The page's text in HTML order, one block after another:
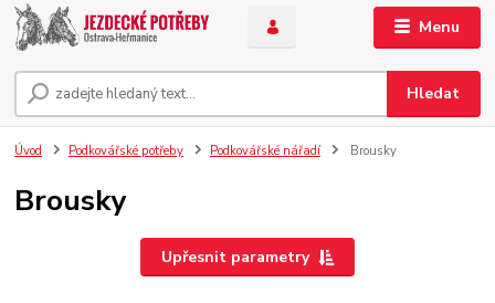
Menu
Hledat
Úvod Podkovářské potřeby Podkovářské nářadí Brousky
Brousky
Upřesnit parametry